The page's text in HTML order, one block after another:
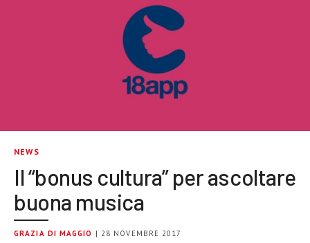
NEWS
Il “bonus cultura” per ascoltare
buona musica
GRAZIA DI MAGGIO | 28 NOVEMBRE 2017